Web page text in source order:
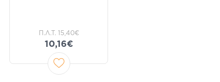
Π.Λ.Τ. 15,40€
10,16€